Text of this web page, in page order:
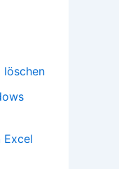
Excel